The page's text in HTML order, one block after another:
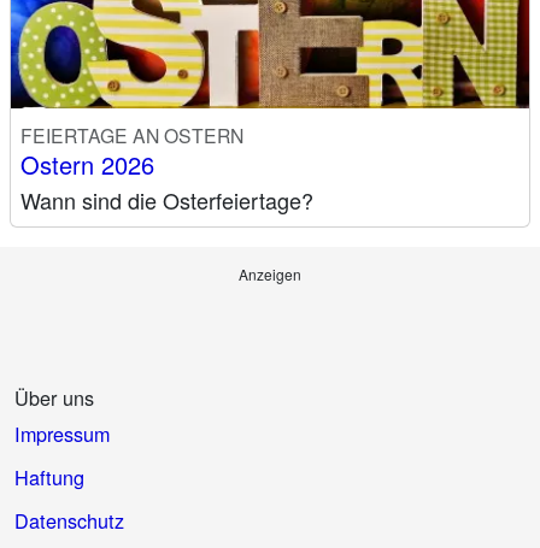
FEIERTAGE AN OSTERN
Ostern 2026
Wann sind die Osterfeiertage?
Anzeigen
Über uns
Impressum
Haftung
Datenschutz